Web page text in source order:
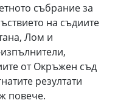
събрание за
на съдиите
Лом и
от Окръжен съд
резултати
повече.